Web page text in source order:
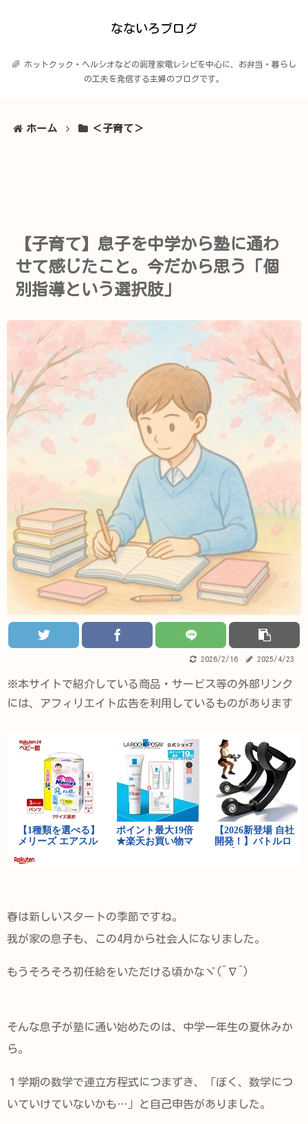
なないろブログ
🌈 ホットクック・ヘルシオなどの調理家電レシピを中心に、お弁当・暮らし
の工夫を発信する主婦のブログです。
ホーム ＜子育て＞
【子育て】息子を中学から塾に通わ
せて感じたこと。今だから思う「個
別指導という選択肢」
2026/2/16 2025/4/23
※本サイトで紹介している商品・サービス等の外部リンク
には、アフィリエイト広告を利用しているものがあります
春は新しいスタートの季節ですね。
我が家の息子も、この4月から社会人になりました。
もうそろそろ初任給をいただける頃かなヾ(^∇^)
そんな息子が塾に通い始めたのは、中学一年生の夏休みか
ら。
１学期の数学で連立方程式につまずき、「ぼく、数学につ
いていけていないかも…」と自己申告がありました。